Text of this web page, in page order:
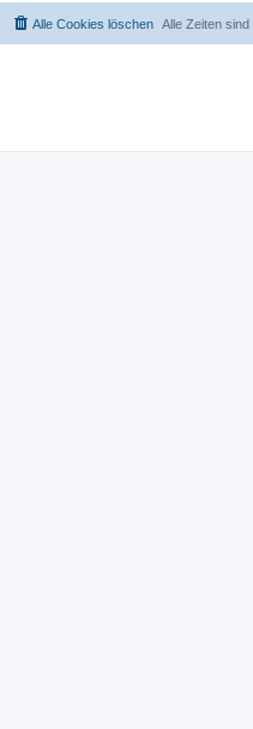
Alle Zeiten sind
Alle Cookies löschen